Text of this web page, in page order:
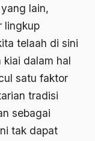
lain,
lingkup
telaah di sini
kiai dalam hal
satu faktor
tradisi
sebagai
tak dapat